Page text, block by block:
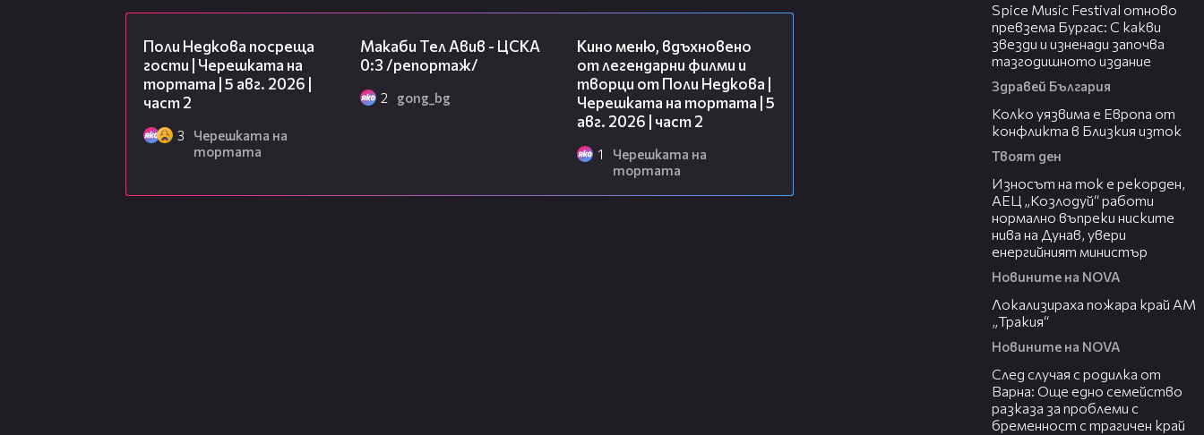
Поли Недкова посреща
гости | Черешката на
тортата | 5 авг. 2026 |
част 2
3
Черешката на
тортата
Макаби Тел Авив - ЦСКА
0:3 /репортаж/
2 gong_bg
Кино меню, вдъхновено
от легендарни филми и
творци от Поли Недкова |
Черешката на тортата | 5
авг. 2026 | част 2
1
Черешката на
тортата
Spice Music Festival отново
превзема Бургас: С какви
звезди и изненади започва
тазгодишното издание
Здравей България
Колко уязвима е Европа от
конфликта в Близкия изток
Твоят ден
Износът на ток е рекорден,
АЕЦ „Козлодуй“ работи
нормално въпреки ниските
нива на Дунав, увери
енергийният министър
Новините на NOVA
Локализираха пожара край АМ
„Тракия“
Новините на NOVA
След случая с родилка от
Варна: Още едно семейство
разказа за проблеми с
бременност с трагичен край